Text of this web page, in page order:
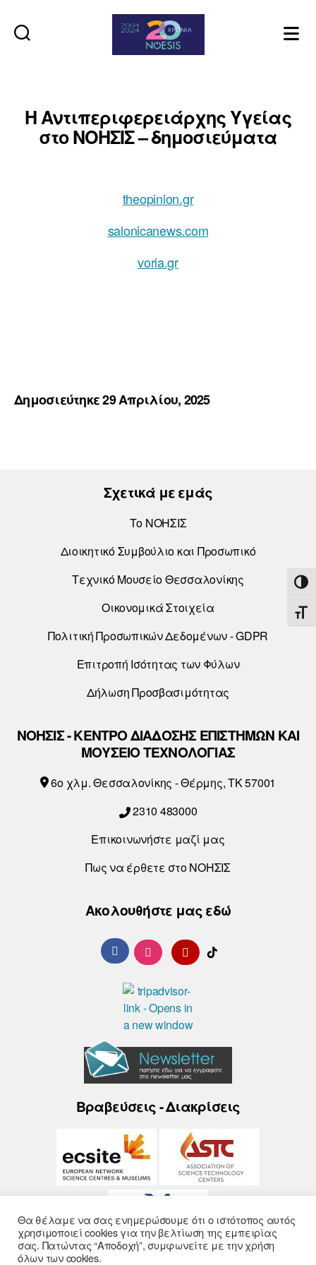
Η Αντιπεριφερειάρχης Υγείας
στο ΝΟΗΣΙΣ – δημοσιεύματα
theopinion.gr
salonicanews.com
voria.gr
Δημοσιεύτηκε 29 Απριλίου, 2025
Σχετικά με εμάς
Το ΝΟΗΣΙΣ
Διοικητικό Συμβούλιο και Προσωπικό
Τεχνικό Μουσείο Θεσσαλονίκης
Οικονομικά Στοιχεία
Πολιτική Προσωπικών Δεδομένων - GDPR
Επιτροπή Ισότητας των Φύλων
Δήλωση Προσβασιμότητας
ΝΟΗΣΙΣ - ΚΕΝΤΡΟ ΔΙΑΔΟΣΗΣ ΕΠΙΣΤΗΜΩΝ ΚΑΙ
ΜΟΥΣΕΙΟ ΤΕΧΝΟΛΟΓΙΑΣ
6o χλμ. Θεσσαλονίκης - Θέρμης, ΤΚ 57001
2310 483000
Επικοινωνήστε μαζί μας
Πως να έρθετε στο ΝΟΗΣΙΣ
Ακολουθήστε μας εδώ
Βραβεύσεις - Διακρίσεις
Θα θέλαμε να σας ενημερώσουμε ότι ο ιστότοπος αυτός
χρησιμοποιεί cookies για την βελτίωση της εμπειρίας
σας. Πατώντας “Αποδοχή”, συμφωνείτε με την χρήση
όλων των cookies.